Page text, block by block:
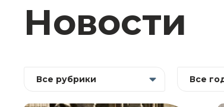
Новости
Все рубрики Все